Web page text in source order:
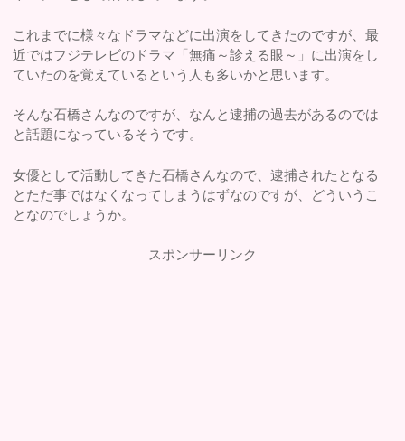
これまでに様々なドラマなどに出演をしてきたのですが、最
近ではフジテレビのドラマ「無痛～診える眼～」に出演をし
ていたのを覚えているという人も多いかと思います。
そんな石橋さんなのですが、なんと逮捕の過去があるのでは
と話題になっているそうです。
女優として活動してきた石橋さんなので、逮捕されたとなる
とただ事ではなくなってしまうはずなのですが、どういうこ
となのでしょうか。
スポンサーリンク